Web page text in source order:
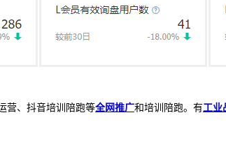
营、抖音培训陪跑等全网推广和培训陪跑。有工业